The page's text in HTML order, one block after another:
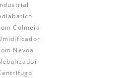
Colmeia
Nevoa